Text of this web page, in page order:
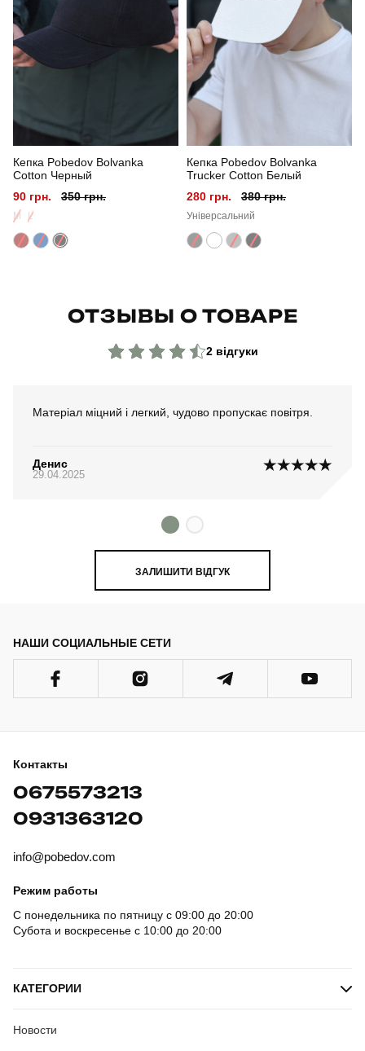
Стиль повсякденний
Сезон
Кепка Pobedov Bolvanka
Cotton Черный
90 грн.
350 грн.
M L
Кепка Pobedov Bolvanka
Trucker Cotton Белый
280 грн.
380 грн.
Універсальний
ОТЗЫВЫ О ТОВАРЕ
2 відгуки
Матеріал міцний і легкий, чудово пропускає повітря.
Денис
29.04.2025
ЗАЛИШИТИ ВІДГУК
НАШИ СОЦИАЛЬНЫЕ СЕТИ
Контакты
0675573213
0931363120
info@pobedov.com
Режим работы
С понедельника по пятницу с 09:00 до 20:00
Субота и воскресенье с 10:00 до 20:00
КАТЕГОРИИ
Новости